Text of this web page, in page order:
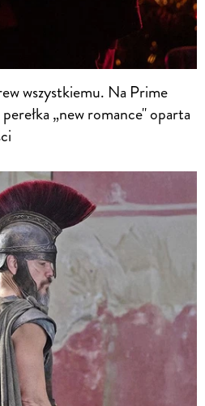
wszystkiemu. Na Prime
„new romance" oparta